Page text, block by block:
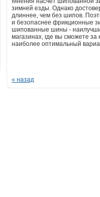
зимней езды. Однако
длиннее, чем без шипов.
и безопаснее фрикционные
шипованные шины -
магазинах, где вы сможете за
наиболее оптимальный
« назад